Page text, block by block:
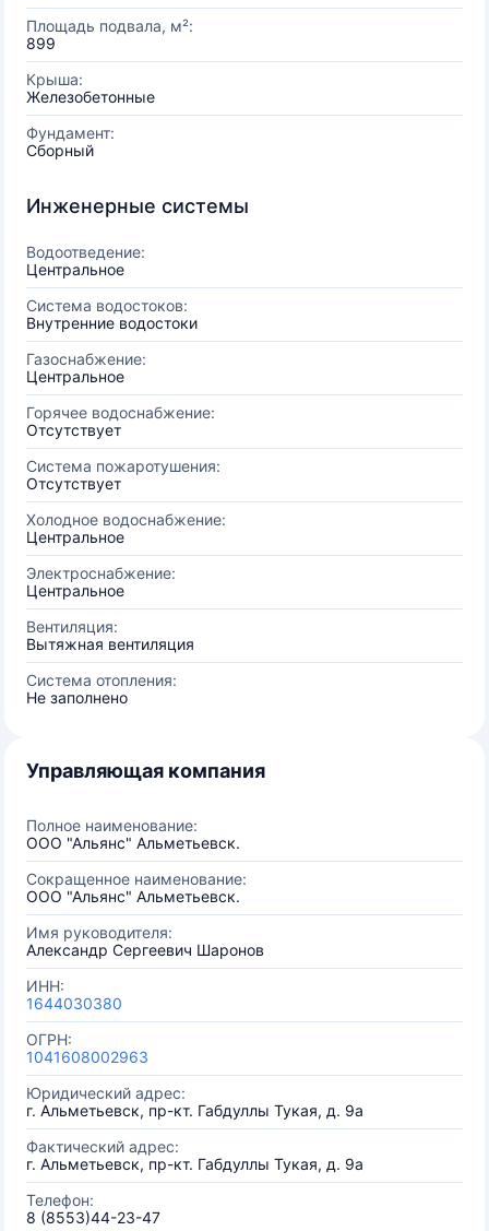
Площадь подвала, м²:
899
Крыша:
Железобетонные
Фундамент:
Сборный
Инженерные системы
Водоотведение:
Центральное
Система водостоков:
Внутренние водостоки
Газоснабжение:
Центральное
Горячее водоснабжение:
Отсутствует
Система пожаротушения:
Отсутствует
Холодное водоснабжение:
Центральное
Электроснабжение:
Центральное
Вентиляция:
Вытяжная вентиляция
Система отопления:
Не заполнено
Управляющая компания
Полное наименование:
ООО "Альянс" Альметьевск.
Сокращенное наименование:
ООО "Альянс" Альметьевск.
Имя руководителя:
Александр Сергеевич Шаронов
ИНН:
1644030380
ОГРН:
1041608002963
Юридический адрес:
г. Альметьевск, пр-кт. Габдуллы Тукая, д. 9а
Фактический адрес:
г. Альметьевск, пр-кт. Габдуллы Тукая, д. 9а
Телефон:
8 (8553)44-23-47